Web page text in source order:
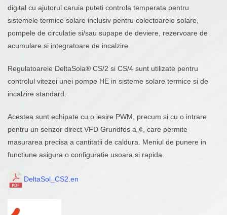
digital cu ajutorul caruia puteti controla temperata pentru
sistemele termice solare inclusiv pentru colectoarele solare,
pompele de circulatie si/sau supape de deviere, rezervoare de
acumulare si integratoare de incalzire.
Regulatoarele DeltaSola® CS/2 si CS/4 sunt utilizate pentru
controlul vitezei unei pompe HE in sisteme solare termice si de
incalzire standard.
Acestea sunt echipate cu o iesire PWM, precum si cu o intrare
pentru un senzor direct VFD Grundfos a„¢, care permite
masurarea precisa a cantitatii de caldura. Meniul de punere in
functiune asigura o configuratie usoara si rapida.
DeltaSol_CS2.en